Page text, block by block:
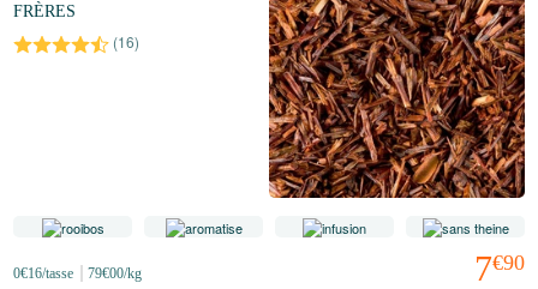
FRÈRES
(16)
7€90
0€16/tasse 79€00/kg